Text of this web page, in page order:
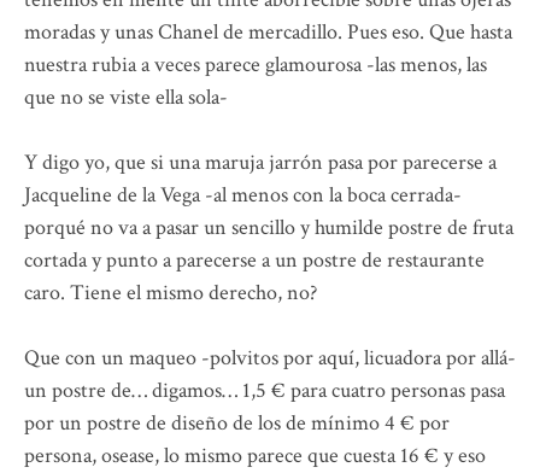
moradas y unas Chanel de mercadillo. Pues eso. Que hasta
nuestra rubia a veces parece glamourosa -las menos, las
que no se viste ella sola-
Y digo yo, que si una maruja jarrón pasa por parecerse a
Jacqueline de la Vega -al menos con la boca cerrada-
porqué no va a pasar un sencillo y humilde postre de fruta
cortada y punto a parecerse a un postre de restaurante
caro. Tiene el mismo derecho, no?
Que con un maqueo -polvitos por aquí, licuadora por allá-
un postre de… digamos… 1,5 € para cuatro personas pasa
por un postre de diseño de los de mínimo 4 € por
persona, osease, lo mismo parece que cuesta 16 € y eso